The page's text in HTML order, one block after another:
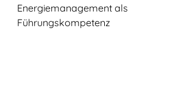
Energiemanagement als
Führungskompetenz